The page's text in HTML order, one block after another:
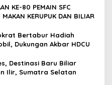
KE-80 PEMAIN SFC
KERUPUK DAN BILIAR
Bertabur Hadiah
Dukungan Akbar HDCU
Destinasi Baru Biliar
Ilir, Sumatra Selatan